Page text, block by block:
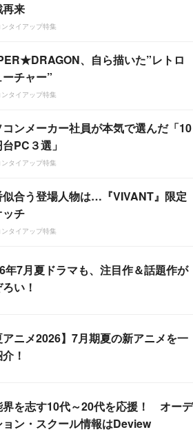
来
タイアップ特集
、自ら描いた”レトロ
チャー”
タイアップ特集
ンメーカー社員が本気で選んだ「10
PC３選」
タイアップ特集
似合う登場人物は…『VIVANT』限定
ッチ
タイアップ特集
年7月夏ドラマも、注目作＆話題作が
い！
アニメ2026】7月期夏の新アニメを一
！
界を志す10代～20代を応援！ オーデ
ョン・スクール情報はDeview